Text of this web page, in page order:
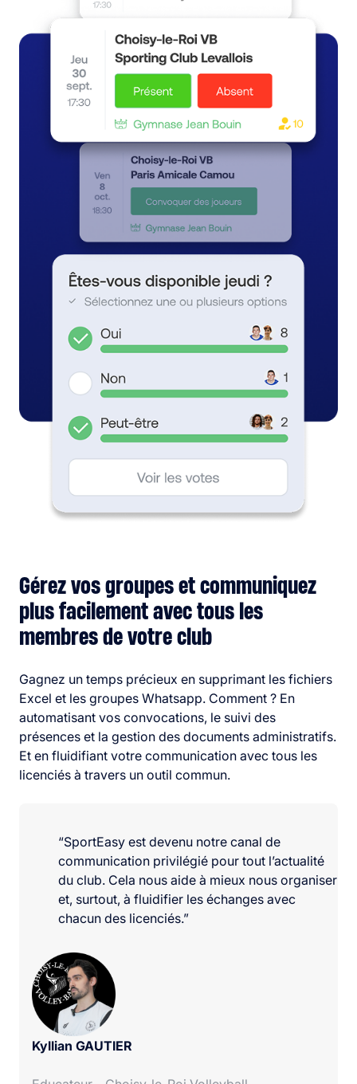
Gérez vos groupes et communiquez
plus facilement avec tous les
membres de votre club
Gagnez un temps précieux en supprimant les fichiers
Excel et les groupes Whatsapp. Comment ? En
automatisant vos convocations, le suivi des
présences et la gestion des documents administratifs.
Et en fluidifiant votre communication avec tous les
licenciés à travers un outil commun.
“SportEasy est devenu notre canal de
communication privilégié pour tout l’actualité
du club. Cela nous aide à mieux nous organiser
et, surtout, à fluidifier les échanges avec
chacun des licenciés.”
Kyllian GAUTIER